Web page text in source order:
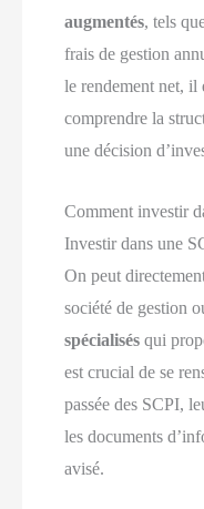
augmentés, tels
frais de gestion
le rendement net, il
comprendre la
une décision
Comment investir
Investir dans une
On peut
société de gestion
spécialisés qui
est crucial de se
passée des SCPI,
les documents
avisé.